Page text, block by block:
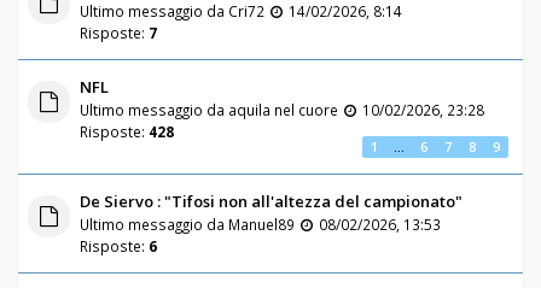
Ultimo messaggio da Cri72
14/02/2026, 8:14
Risposte: 7
NFL
Ultimo messaggio da aquila nel cuore
10/02/2026, 23:28
Risposte: 428
1 … 6 7 8 9
De Siervo : "Tifosi non all'altezza del campionato"
Ultimo messaggio da Manuel89
08/02/2026, 13:53
Risposte: 6